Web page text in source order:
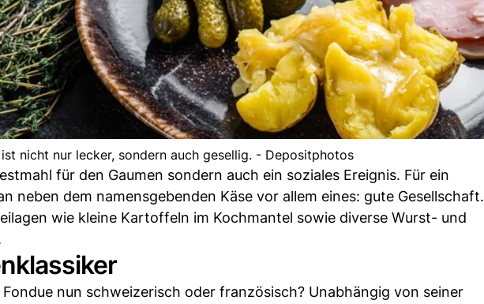
nicht nur lecker, sondern auch gesellig. - Depositphotos
für den Gaumen sondern auch ein soziales Ereignis. Für ein
neben dem namensgebenden Käse vor allem eines: gute Gesellschaft.
wie kleine Kartoffeln im Kochmantel sowie diverse Wurst- und
nun schweizerisch oder französisch? Unabhängig von seiner